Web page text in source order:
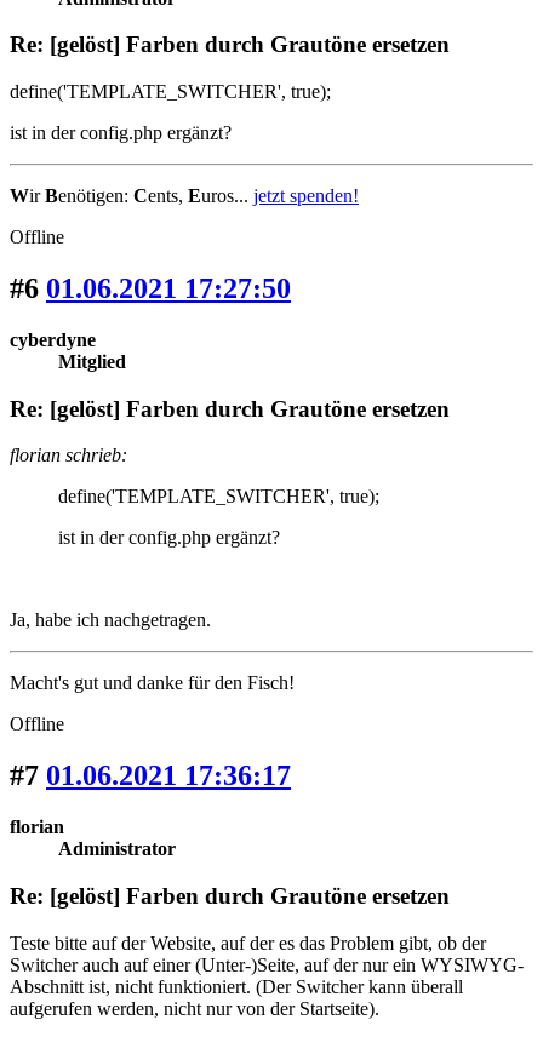
Re: [gelöst] Farben durch Grautöne ersetzen
define('TEMPLATE_SWITCHER', true);
ist in der config.php ergänzt?
WirBenötigen: Cents, Euros... jetzt spenden!
Offline
#6 01.06.2021 17:27:50
cyberdyne
Mitglied
Re: [gelöst] Farben durch Grautöne ersetzen
florian schrieb:
define('TEMPLATE_SWITCHER', true);
ist in der config.php ergänzt?
Ja, habe ich nachgetragen.
Macht's gut und danke für den Fisch!
Offline
#7 01.06.2021 17:36:17
florian
Administrator
Re: [gelöst] Farben durch Grautöne ersetzen
Teste bitte auf der Website, auf der es das Problem gibt, ob der
Switcher auch auf einer (Unter-)Seite, auf der nur ein WYSIWYG-
Abschnitt ist, nicht funktioniert. (Der Switcher kann überall
aufgerufen werden, nicht nur von der Startseite).